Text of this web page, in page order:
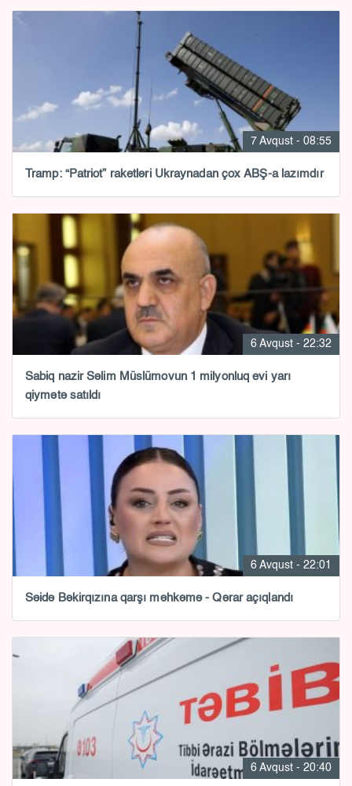
7 Avqust - 08:55
Tramp: “Patriot” raketləri Ukraynadan çox ABŞ-a lazımdır
6 Avqust - 22:32
Sabiq nazir Səlim Müslümovun 1 milyonluq evi yarı
qiymətə satıldı
6 Avqust - 22:01
Səidə Bəkirqızına qarşı məhkəmə - Qərar açıqlandı
6 Avqust - 20:40